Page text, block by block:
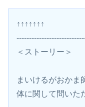
↑↑↑↑↑↑↑
＜ストーリー＞
まいけるがおかま
体に関して問いた